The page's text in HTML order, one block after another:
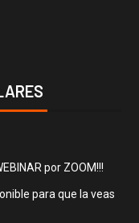
por ZOOM!!!
para que la veas